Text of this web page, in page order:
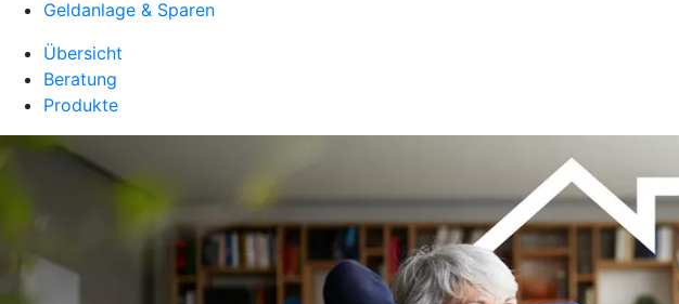
Geldanlage & Sparen
Übersicht
Beratung
Produkte